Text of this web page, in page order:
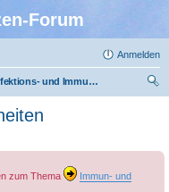
Forum
Anmelden
Infektions- und Immunkrankheiten
zum Thema
Immun- und